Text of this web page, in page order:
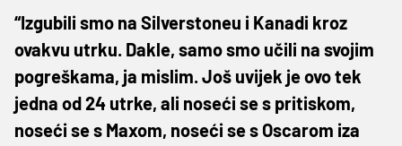
“Izgubili smo na Silverstoneu i Kanadi kroz
ovakvu utrku. Dakle, samo smo učili na svojim
pogreškama, ja mislim. Još uvijek je ovo tek
jedna od 24 utrke, ali noseći se s pritiskom,
noseći se s Maxom, noseći se s Oscarom iza